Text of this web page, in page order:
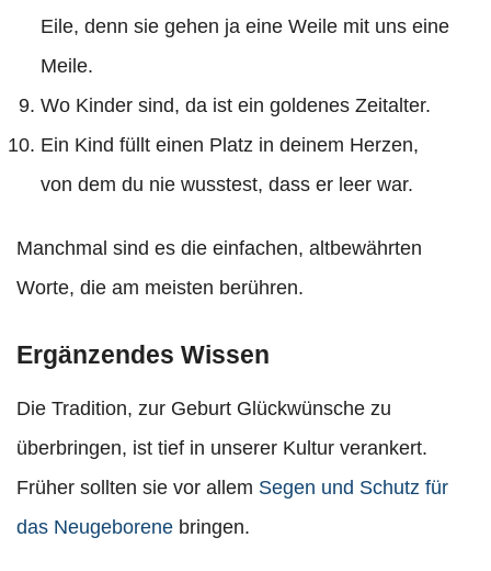
Eile, denn sie gehen ja eine Weile mit uns eine
Meile.
Wo Kinder sind, da ist ein goldenes Zeitalter.
Ein Kind füllt einen Platz in deinem Herzen,
von dem du nie wusstest, dass er leer war.
Manchmal sind es die einfachen, altbewährten
Worte, die am meisten berühren.
Ergänzendes Wissen
Die Tradition, zur Geburt Glückwünsche zu
überbringen, ist tief in unserer Kultur verankert.
Früher sollten sie vor allem Segen und Schutz für
das Neugeborene bringen.